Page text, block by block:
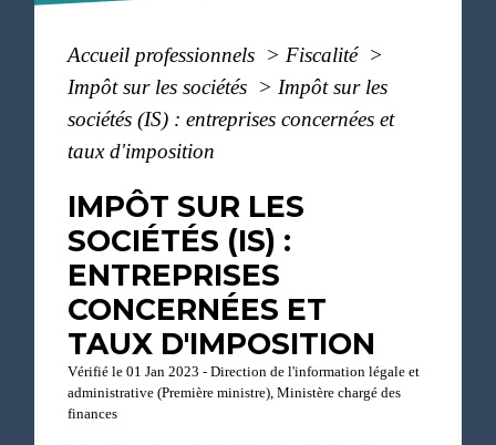
Accueil professionnels > Fiscalité >
Impôt sur les sociétés > Impôt sur les
sociétés (IS) : entreprises concernées et
taux d'imposition
IMPÔT SUR LES
SOCIÉTÉS (IS) :
ENTREPRISES
CONCERNÉES ET
TAUX D'IMPOSITION
Vérifié le 01 Jan 2023 - Direction de l'information légale et
administrative (Première ministre), Ministère chargé des
finances